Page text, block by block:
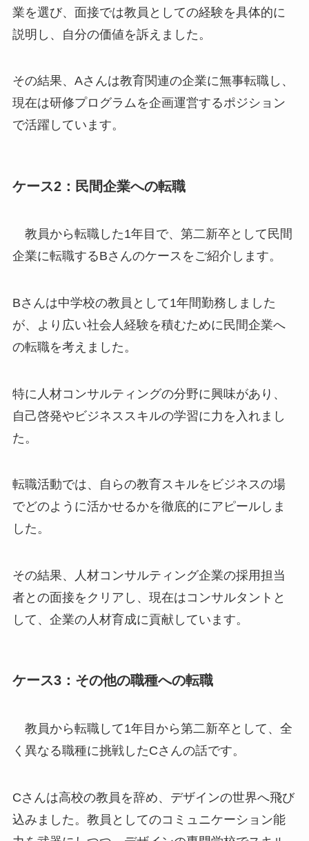
業を選び、面接では教員としての経験を具体的に
説明し、自分の価値を訴えました。
その結果、Aさんは教育関連の企業に無事転職し、
現在は研修プログラムを企画運営するポジション
で活躍しています。
ケース2：民間企業への転職
教員から転職した1年目で、第二新卒として民間
企業に転職するBさんのケースをご紹介します。
Bさんは中学校の教員として1年間勤務しました
が、より広い社会人経験を積むために民間企業へ
の転職を考えました。
特に人材コンサルティングの分野に興味があり、
自己啓発やビジネススキルの学習に力を入れまし
た。
転職活動では、自らの教育スキルをビジネスの場
でどのように活かせるかを徹底的にアピールしま
した。
その結果、人材コンサルティング企業の採用担当
者との面接をクリアし、現在はコンサルタントと
して、企業の人材育成に貢献しています。
ケース3：その他の職種への転職
教員から転職して1年目から第二新卒として、全
く異なる職種に挑戦したCさんの話です。
Cさんは高校の教員を辞め、デザインの世界へ飛び
込みました。教員としてのコミュニケーション能